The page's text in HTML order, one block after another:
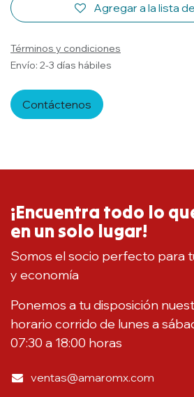
Agregar a la lista
Términos y condiciones
Envío: 2-3 días hábiles
Contáctenos
¡Encuentra todo lo
en un solo lugar!
Somos el socio perfecto para
y economía
Ponemos a tu disposición
horario corrido de lunes a
07:30 a 18:00 horas
ventas@amaromx.com